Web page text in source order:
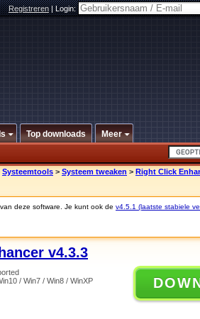
Registreren|Login:
Top downloads Meer
Systeemtools > Systeem tweaken > Right Click
deze software. Je kunt ook de v4.5.1 (laatste stabiele
v4.3.3
/ Win7 / Win8 / WinXP